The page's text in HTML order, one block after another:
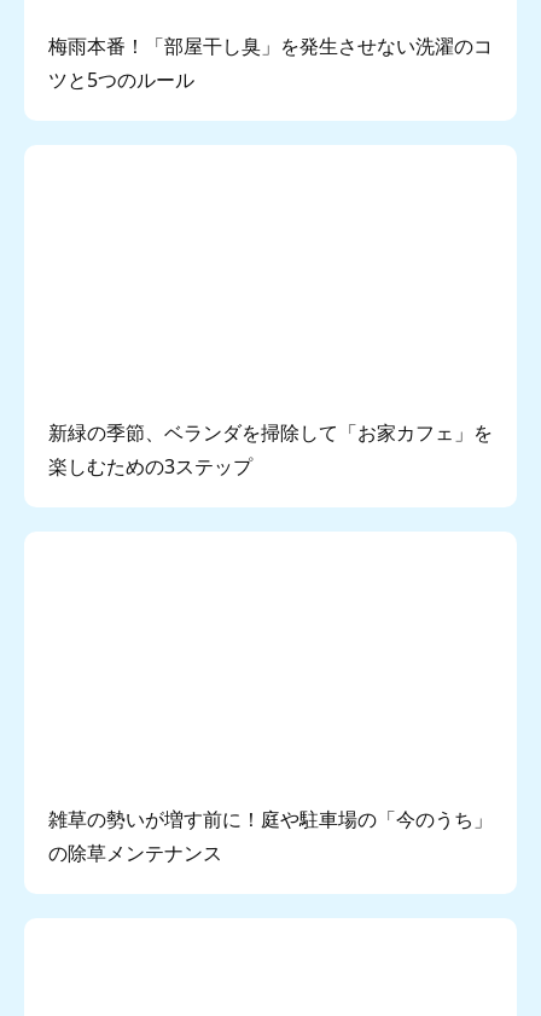
梅雨本番！「部屋干し臭」を発生させない洗濯のコ
ツと5つのルール
新緑の季節、ベランダを掃除して「お家カフェ」を
楽しむための3ステップ
雑草の勢いが増す前に！庭や駐車場の「今のうち」
の除草メンテナンス